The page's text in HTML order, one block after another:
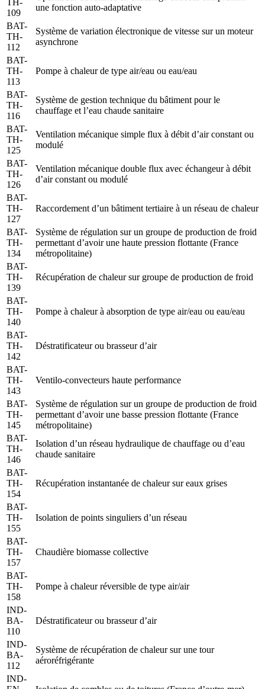
TH-
109
une fonction auto-adaptative
BAT-
TH-
112
Système de variation électronique de vitesse sur un moteur
asynchrone
BAT-
TH-
113
Pompe à chaleur de type air/eau ou eau/eau
BAT-
TH-
116
Système de gestion technique du bâtiment pour le
chauffage et l’eau chaude sanitaire
BAT-
TH-
125
Ventilation mécanique simple flux à débit d’air constant ou
modulé
BAT-
TH-
126
Ventilation mécanique double flux avec échangeur à débit
d’air constant ou modulé
BAT-
TH-
127
Raccordement d’un bâtiment tertiaire à un réseau de chaleur
BAT-
TH-
134
Système de régulation sur un groupe de production de froid
permettant d’avoir une haute pression flottante (France
métropolitaine)
BAT-
TH-
139
Récupération de chaleur sur groupe de production de froid
BAT-
TH-
140
Pompe à chaleur à absorption de type air/eau ou eau/eau
BAT-
TH-
142
Déstratificateur ou brasseur d’air
BAT-
TH-
143
Ventilo-convecteurs haute performance
BAT-
TH-
145
Système de régulation sur un groupe de production de froid
permettant d’avoir une basse pression flottante (France
métropolitaine)
BAT-
TH-
146
Isolation d’un réseau hydraulique de chauffage ou d’eau
chaude sanitaire
BAT-
TH-
154
Récupération instantanée de chaleur sur eaux grises
BAT-
TH-
155
Isolation de points singuliers d’un réseau
BAT-
TH-
157
Chaudière biomasse collective
BAT-
TH-
158
Pompe à chaleur réversible de type air/air
IND-
BA-
110
Déstratificateur ou brasseur d’air
IND-
BA-
112
Système de récupération de chaleur sur une tour
aéroréfrigérante
IND-